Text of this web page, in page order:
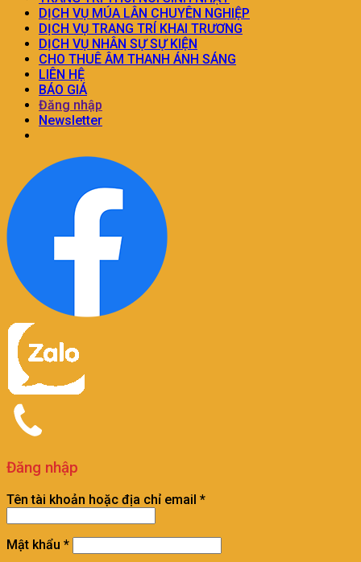
DỊCH VỤ MÚA LÂN CHUYÊN NGHIỆP
DỊCH VỤ TRANG TRÍ KHAI TRƯƠNG
DỊCH VỤ NHÂN SỰ SỰ KIỆN
CHO THUÊ ÂM THANH ÁNH SÁNG
LIÊN HỆ
BÁO GIÁ
Đăng nhập
Newsletter
Đăng nhập
Tên tài khoản hoặc địa chỉ email *
Mật khẩu *